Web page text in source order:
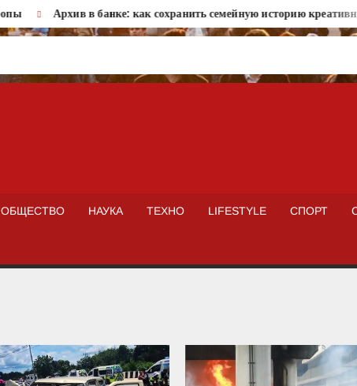
Архив в банке: как сохранить семейную историю креативно
ОБЩЕСТВО НАУКА ТЕХНО LIFESTYLE СПОРТ